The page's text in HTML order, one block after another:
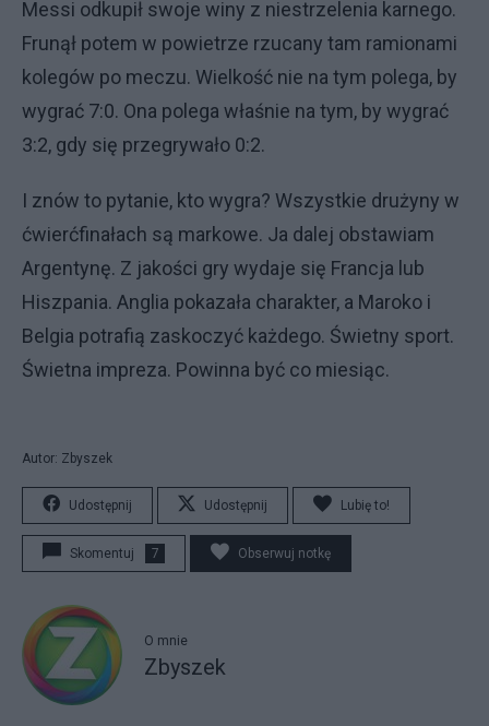
Messi odkupił swoje winy z niestrzelenia karnego.
Frunął potem w powietrze rzucany tam ramionami
kolegów po meczu. Wielkość nie na tym polega, by
wygrać 7:0. Ona polega właśnie na tym, by wygrać
3:2, gdy się przegrywało 0:2.
I znów to pytanie, kto wygra? Wszystkie drużyny w
ćwierćfinałach są markowe. Ja dalej obstawiam
Argentynę. Z jakości gry wydaje się Francja lub
Hiszpania. Anglia pokazała charakter, a Maroko i
Belgia potrafią zaskoczyć każdego. Świetny sport.
Świetna impreza. Powinna być co miesiąc.
Autor: Zbyszek
Udostępnij Udostępnij Lubię to!
Skomentuj 7 Obserwuj notkę
O mnie
Zbyszek